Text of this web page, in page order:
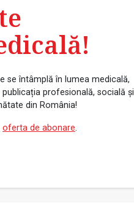
se întâmplă în lumea medicală,
profesională, socială și
din România!
oferta de abonare.